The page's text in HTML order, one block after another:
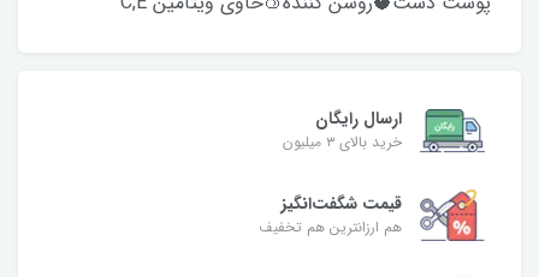
ارسال رایگان
خرید بالای ۳ میلیون
قیمت شگفت‌انگیز
هم ارزانترین هم تخفیف